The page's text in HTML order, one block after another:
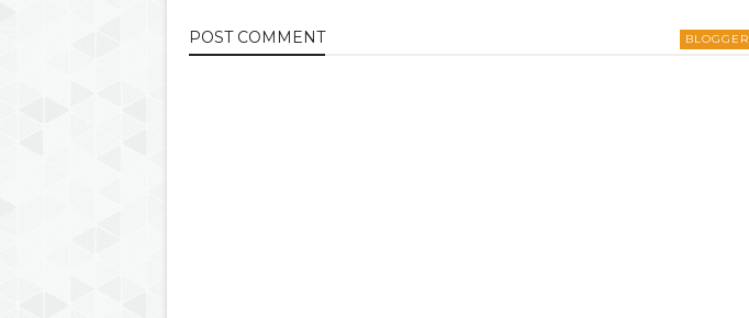
POST COMMENT BLOGGER